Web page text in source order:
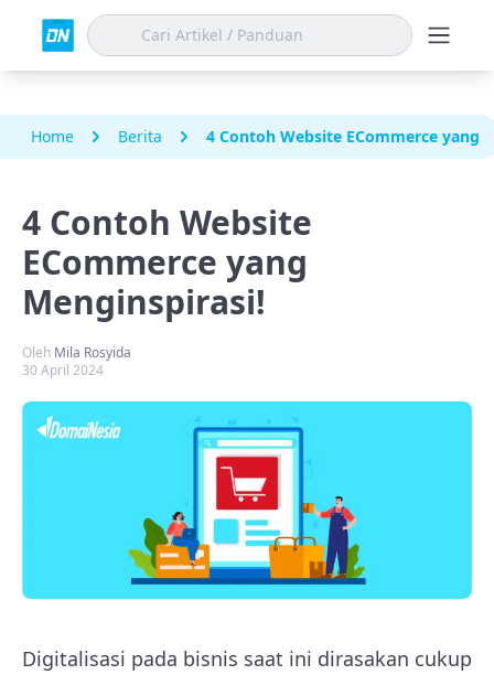
Home Berita 4 Contoh Website ECommerce yang
4 Contoh Website
ECommerce yang
Menginspirasi!
Oleh Mila Rosyida
30 April 2024
Digitalisasi pada bisnis saat ini dirasakan cukup